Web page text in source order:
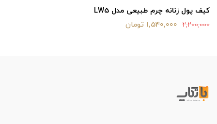
کیف پول زنانه چرم طبیعی مدل LW5
2,200,000 1,540,000 تومان